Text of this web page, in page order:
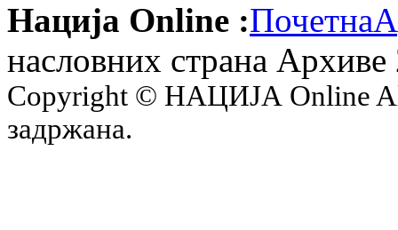
Нација Online :Почетна
насловних страна
Copyright © НАЦИЈА Online
задржана.